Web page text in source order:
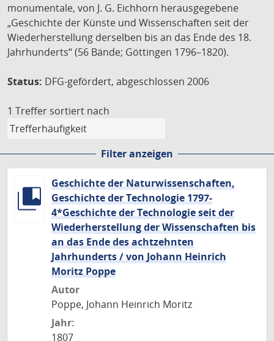
monumentale, von J. G. Eichhorn herausgegebene
„Geschichte der Künste und Wissenschaften seit der
Wiederherstellung derselben bis an das Ende des 18.
Jahrhunderts“ (56 Bände; Göttingen 1796–1820).
Status: DFG-gefördert, abgeschlossen 2006
1 Treffer sortiert nach
Filter anzeigen
Geschichte der Naturwissenschaften,
Geschichte der Technologie 1797-
4*Geschichte der Technologie seit der
Wiederherstellung der Wissenschaften bis
an das Ende des achtzehnten
Jahrhunderts / von Johann Heinrich
Moritz Poppe
Autor
Poppe, Johann Heinrich Moritz
Jahr:
1807